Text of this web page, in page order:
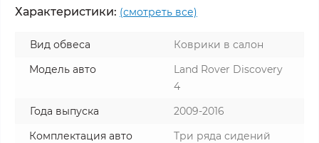
Характеристики: (смотреть все)
Вид обвеса
Коврики в салон
Модель авто
Land Rover Discovery
4
Года выпуска
2009-2016
Комплектация авто
Три ряда сидений